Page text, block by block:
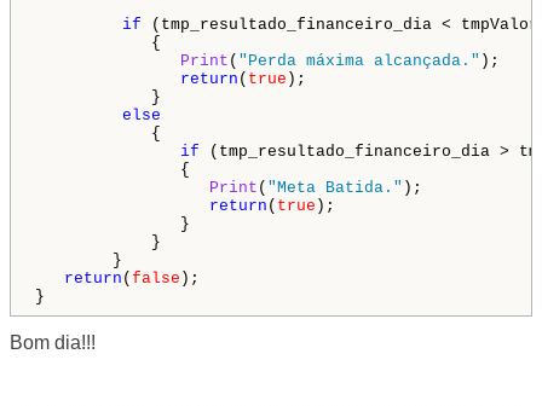
if (tmp_resultado_financeiro_dia <
{
Print ( "Perda máxima alcançada." );
return ( true );
}
else
{
if (tmp_resultado_financeiro_dia >
{
Print ( "Meta Batida." );
return ( true );
}
}
}
return ( false );
}
Bom dia!!!